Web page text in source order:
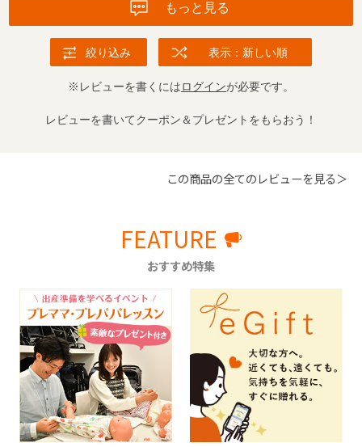
もっと見る
絞り込み 表示：新しい順
※レビューを書くにはログインが必要です。
レビューを書いてクーポン＆プレゼントをもらおう！
この商品の全てのレビューを見る＞
FEATURE
おすすめ特集